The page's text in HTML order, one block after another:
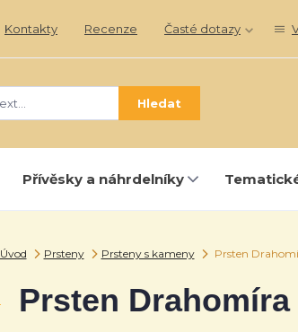
Kontakty Recenze Časté dotazy
Hledat
Přívěsky a náhrdelníky
Úvod Prsteny Prsteny s kameny Prsten
Prsten Drahomíra